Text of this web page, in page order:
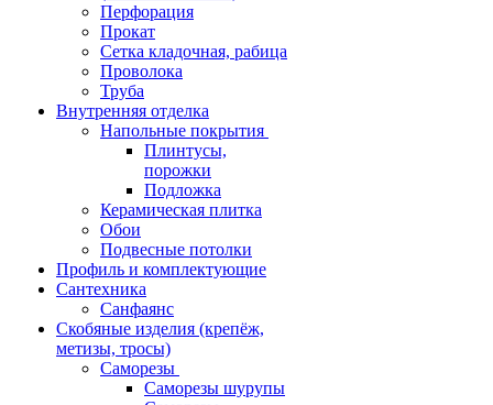
Перфорация
Прокат
Сетка кладочная, рабица
Проволока
Труба
Внутренняя отделка
Напольные покрытия
Плинтусы,
порожки
Подложка
Керамическая плитка
Обои
Подвесные потолки
Профиль и комплектующие
Сантехника
Санфаянс
Скобяные изделия (крепёж,
метизы, тросы)
Саморезы
Саморезы шурупы